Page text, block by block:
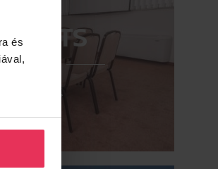
és
DETAILS ›